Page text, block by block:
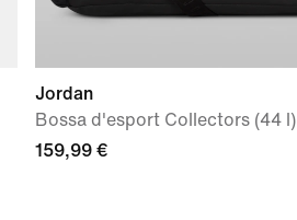
Jordan
Bossa d'esport Collectors (44 l)
159,99 €